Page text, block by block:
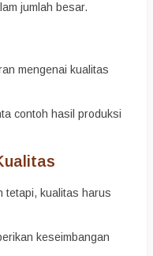
jumlah besar.
mengenai kualitas
contoh hasil produksi
tetapi, kualitas harus
keseimbangan